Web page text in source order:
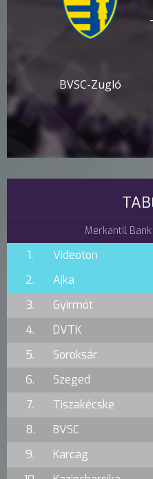
BVSC-Zugló
-
Merkantil
1. Videoton
2.
Ajka
3.
Gyirmót
4.
DVTK
5.
Soroksár
6.
Szeged
7.
Tiszakécske
8.
BVSC
9.
Karcag